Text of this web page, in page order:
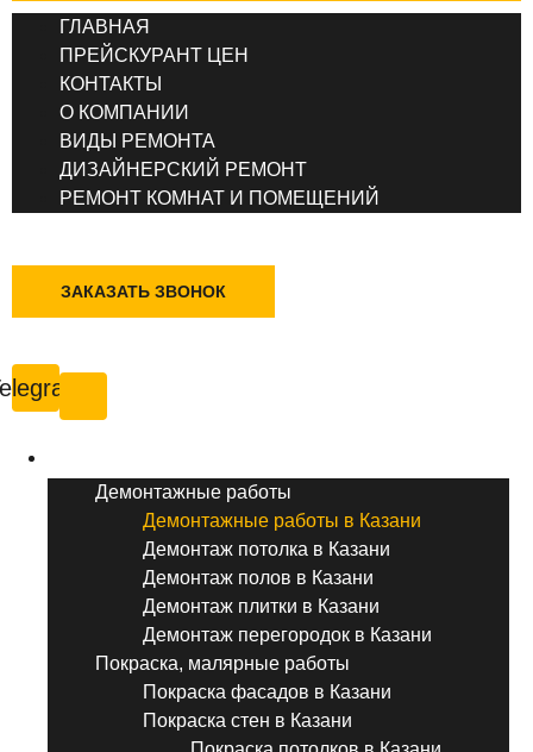
ГЛАВНАЯ
ПРЕЙСКУРАНТ ЦЕН
КОНТАКТЫ
О КОМПАНИИ
ВИДЫ РЕМОНТА
ДИЗАЙНЕРСКИЙ РЕМОНТ
РЕМОНТ КОМНАТ И ПОМЕЩЕНИЙ
ЗАКАЗАТЬ ЗВОНОК
Демонтажные работы
Демонтажные работы в Казани
Демонтаж потолка в Казани
Демонтаж полов в Казани
Демонтаж плитки в Казани
Демонтаж перегородок в Казани
Покраска, малярные работы
Покраска фасадов в Казани
Покраска стен в Казани